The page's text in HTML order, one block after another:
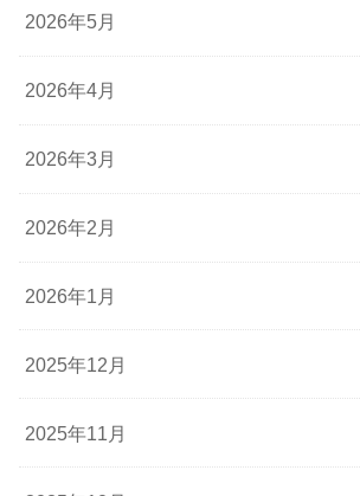
2026年5月
2026年4月
2026年3月
2026年2月
2026年1月
2025年12月
2025年11月